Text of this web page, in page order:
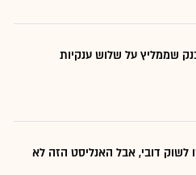
של 20%: הבנק שממליץ על שלוש ענקיות
לשוק דובי, אבל האנליסט הזה לא